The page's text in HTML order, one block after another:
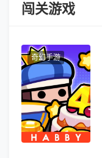
闯关游戏
奇幻手游